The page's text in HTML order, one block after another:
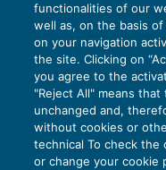
scadenze
27 Luglio 2026
di Diego Barberi
functionalities of our
well as, on the basis
on your navigation
the site. Clicking on
you agree to the
"Reject All" means
unchanged and,
without cookies or
technical To check
or change your cookie